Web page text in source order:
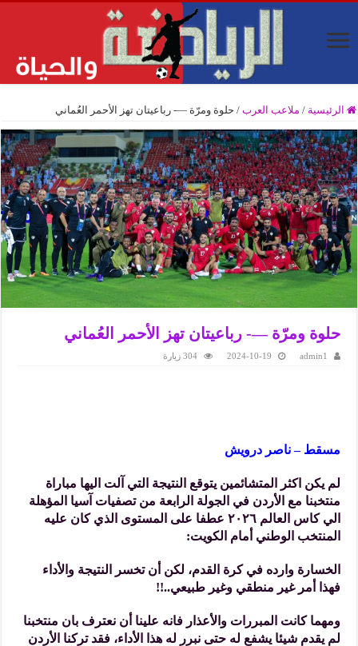
الرئيسية / ملاعب العرب / حلوة ومرّة —- رباعيتان تهز الأحمر العُماني
حلوة ومرّة —- رباعيتان تهز الأحمر العُماني
admin1
2024-10-19 304 زيارة
مسقط – ناصر درويش
لم يكن اكثر المتشائمين يتوقع النتيجة التي آلت اليها مباراة
منتخبنا مع الأردن في الجولة الرابعة من تصفيات آسيا المؤهلة
الي كاس العالم ٢٠٢٦ عطفا على المستوى الذي كان عليه
المنتخب الوطني أمام الكويت:
الخسارة وارده في كرة القدم، لكن أن تخسر النتيجة والأداء
فهذا أمر غير منطقي وغير طبيعي..!!
ومهما كانت المبررات والأعذار فانه علينا أن نعترف بان منتخبنا
لم يقدم شيئا يشفع له حتى نبرر له هذا الأداء، فقد تركنا الأردن